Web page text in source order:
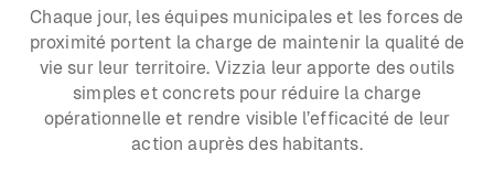
Chaque jour, les équipes municipales et les forces de
proximité portent la charge de maintenir la qualité de
vie sur leur territoire. Vizzia leur apporte des outils
simples et concrets pour réduire la charge
opérationnelle et rendre visible l’efficacité de leur
action auprès des habitants.